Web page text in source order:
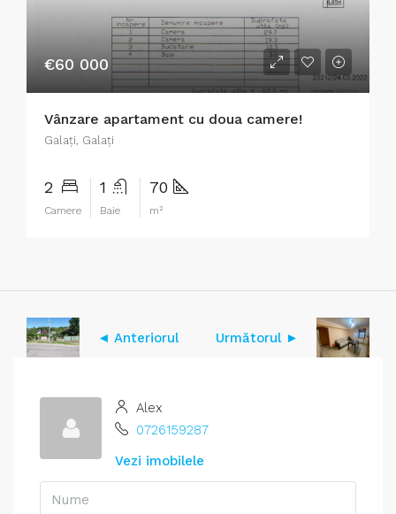
€60 000
Vânzare apartament cu doua camere!
Galaţi, Galați
2
Camere
1
Baie
70
m²
◄ Anteriorul Următorul ►
Alex
0726159287
Vezi imobilele